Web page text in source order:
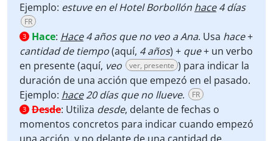
Ejemplo: estuve en el Hotel Borbollón hace4 días
FR
3 Hace: Hace4 años que no veo a Ana. Usa hace+
cantidad de tiempo(aquí, 4 años) + que+ un verbo
en presente (aquí, veo ver, presente ) para indicar la
duración de una acción que empezó en el pasado.
Ejemplo: hace20 días que no llueve. FR
3 Desde: Utiliza desde, delante de fechas o
momentos concretos para indicar cuando empezó